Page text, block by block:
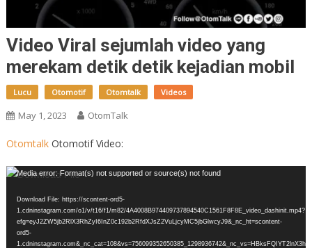
Video Viral sejumlah video yang
merekam detik detik kejadian mobil
Lucu Otomotif Otomtalk Videos
May 1, 2023 OtomTalk
OtomtalkOtomotif Video:
Video
Media error: Format(s) not supported or source(s) not found
Download File: https://scontent-ord5-
1.cdninstagram.com/o1/v/t16/f1/m82/4A4008B974409737894540C1561F8F8E_video_dashinit.mp4?
efg=eyJ2ZW5jb2RlX3RhZyI6InZ0c192b2RfdXJsZ2VuLjcyMC5jbGlwcyJ9&_nc_ht=scontent-
ord5-